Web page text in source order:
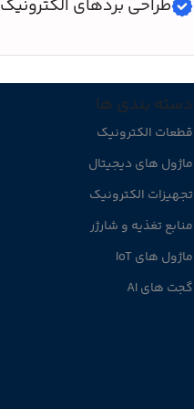
طراحی بردهای الکترونیک
دسته بندی ها
قطعات الکترونیک
ماژول های دیجیتال
تجهیزات الکترونیک
منابع تغذیه و شارژر
ماژول های IoT
گجت های AI